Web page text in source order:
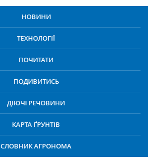
НОВИНИ
ТЕХНОЛОГІЇ
ПОЧИТАТИ
ПОДИВИТИСЬ
ДІЮЧІ РЕЧОВИНИ
КАРТА ҐРУНТІВ
СЛОВНИК АГРОНОМА